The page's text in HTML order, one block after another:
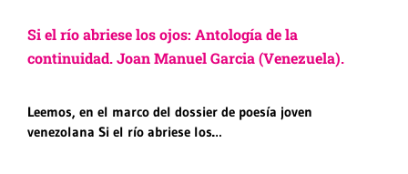
Si el río abriese los ojos: Antología de la
continuidad. Joan Manuel Garcia (Venezuela).
Leemos, en el marco del dossier de poesía joven
venezolana Si el río abriese los…